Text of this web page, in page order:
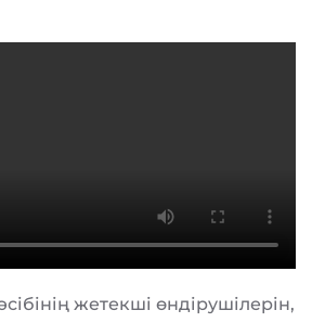
жетекші өндірушілерін,